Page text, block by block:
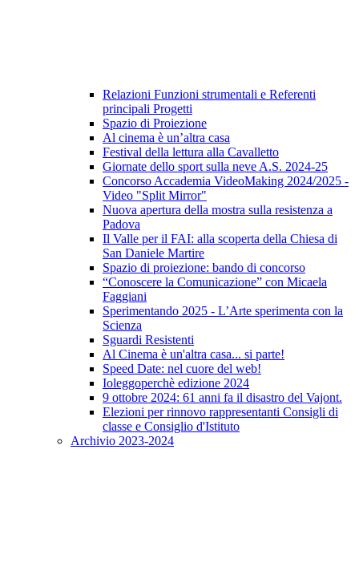
Relazioni Funzioni strumentali e Referenti
principali Progetti
Spazio di Proiezione
Al cinema è un’altra casa
Festival della lettura alla Cavalletto
Giornate dello sport sulla neve A.S. 2024-25
Concorso Accademia VideoMaking 2024/2025 -
Video "Split Mirror"
Nuova apertura della mostra sulla resistenza a
Padova
Il Valle per il FAI: alla scoperta della Chiesa di
San Daniele Martire
Spazio di proiezione: bando di concorso
“Conoscere la Comunicazione” con Micaela
Faggiani
Sperimentando 2025 - L’Arte sperimenta con la
Scienza
Sguardi Resistenti
Al Cinema è un'altra casa... si parte!
Speed Date: nel cuore del web!
Ioleggoperchè edizione 2024
9 ottobre 2024: 61 anni fa il disastro del Vajont.
Elezioni per rinnovo rappresentanti Consigli di
classe e Consiglio d'Istituto
Archivio 2023-2024